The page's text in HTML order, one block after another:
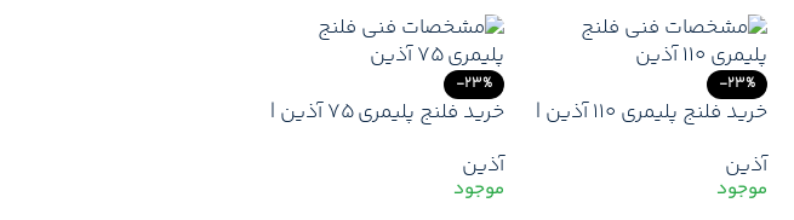
-23%
خرید فلنج پلیمری 110 آذین |
+ ارسال فوری
آذین
-23%
خرید فلنج پلیمری 75 آذین |
+ یدکی آذین + ارسال فوری
آذین